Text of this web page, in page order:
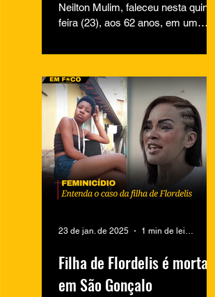
Neilton Mulim, faleceu nesta quinta-
feira (23), aos 62 anos, em um
informação...
Filha de Flordelis é morta
em São Gonçalo
23 de jan. de 2025 1 min de leitura